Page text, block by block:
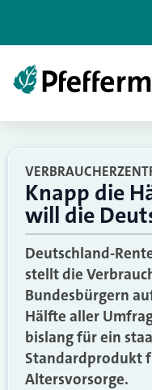
Knapp die
will die
Deutschland-
stellt die
Bundesbürgern
Hälfte aller
bislang für ein
Standardprodukt
Altersvorsorge.